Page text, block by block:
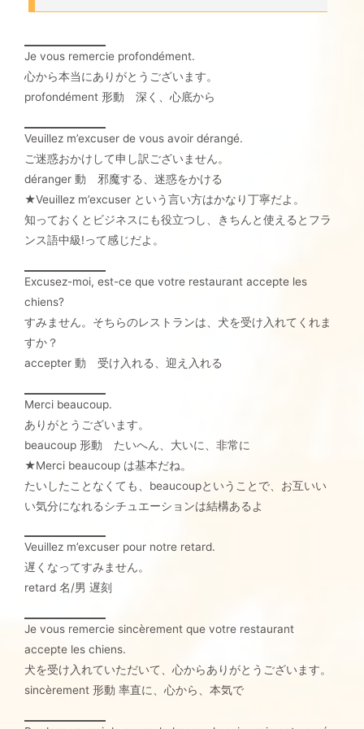
Je vous remercie profondément.
心から本当にありがとうございます。
profondément 形動 深く、心底から
Veuillez m’excuser de vous avoir dérangé.
ご迷惑おかけして申し訳ございません。
déranger 動 邪魔する、迷惑をかける
★Veuillez m’excuser という言い方はかなり丁寧だよ。
知っておくとビジネスにも役立つし、きちんと使えるとフラ
ンス語中級!って感じだよ。
Excusez-moi, est-ce que votre restaurant accepte les
chiens?
すみません。そちらのレストランは、犬を受け入れてくれま
すか？
accepter 動 受け入れる、迎え入れる
Merci beaucoup.
ありがとうございます。
beaucoup 形動 たいへん、大いに、非常に
★Merci beaucoup は基本だね。
たいしたことなくても、beaucoupということで、お互いい
い気分になれるシチュエーションは結構あるよ
Veuillez m’excuser pour notre retard.
遅くなってすみません。
retard 名/男 遅刻
Je vous remercie sincèrement que votre restaurant
accepte les chiens.
犬を受け入れていただいて、心からありがとうございます。
sincèrement 形動 率直に、心から、本気で